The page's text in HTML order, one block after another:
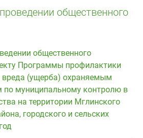
общественного
общественного
Программы профилактики
вреда (ущерба) охраняемым
по муниципальному контролю в
на территории Мглинского
городского и сельских